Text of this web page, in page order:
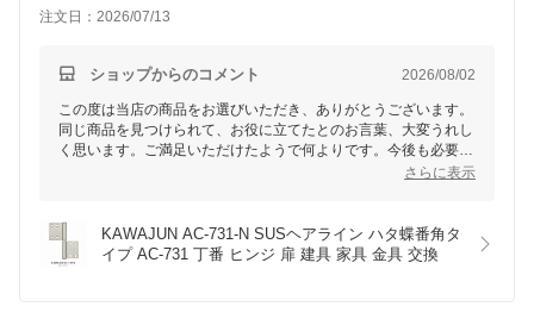
注文日：2026/07/13
ショップからのコメント 2026/08/02
この度は当店の商品をお選びいただき、ありがとうございます。
同じ商品を見つけられて、お役に立てたとのお言葉、大変うれし
く思います。ご満足いただけたようで何よりです。今後も必要な
商品をご提供できるよう努めてまいります。またのご利用を心よ
さらに表示
KAWAJUN AC-731-N SUSヘアライン ハタ蝶番角タ
イプ AC-731 丁番 ヒンジ 扉 建具 家具 金具 交換